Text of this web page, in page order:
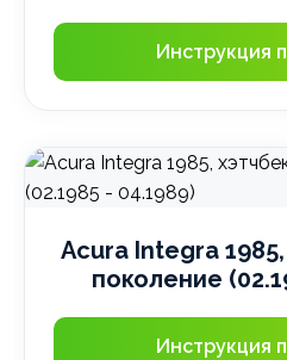
Инструкция
Acura Integra
поколение
Инструкция